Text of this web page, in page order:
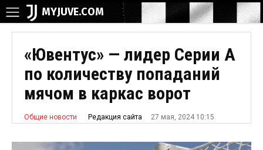
MYJUVE.COM
«Ювентус» — лидер Серии А
по количеству попаданий
мячом в каркас ворот
Общие новости Редакция сайта 27 мая, 2024 10:15